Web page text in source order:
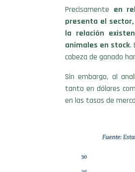
Precisamente en
presenta el
la relación
animales en stock.
cabeza de ganado
Sin embargo, al
tanto en dólares
en las tasas de